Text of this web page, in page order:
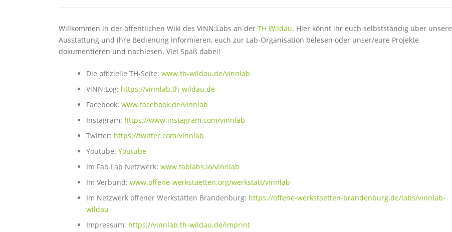
Willkommen in der öffentlichen Wiki des ViNN:Labs an der TH Wildau. Hier könnt ihr euch selbstständig über unsere
Ausstattung und ihre Bedienung informieren, euch zur Lab-Organisation belesen oder unser/eure Projekte
dokumentieren und nachlesen. Viel Spaß dabei!
Die offizielle TH-Seite: www.th-wildau.de/vinnlab
ViNN:Log: https://vinnlab.th-wildau.de
Facebook: www.facebook.de/vinnlab
Instagram: https://www.instagram.com/vinnlab
Twitter: https://twitter.com/vinnlab
Youtube: Youtube
Im Fab Lab Netzwerk: www.fablabs.io/vinnlab
Im Verbund: www.offene-werkstaetten.org/werkstatt/vinnlab
Im Netzwerk offener Werkstätten Brandenburg: https://offene-werkstaetten-brandenburg.de/labs/vinnlab-
wildau
Impressum: https://vinnlab.th-wildau.de/imprint